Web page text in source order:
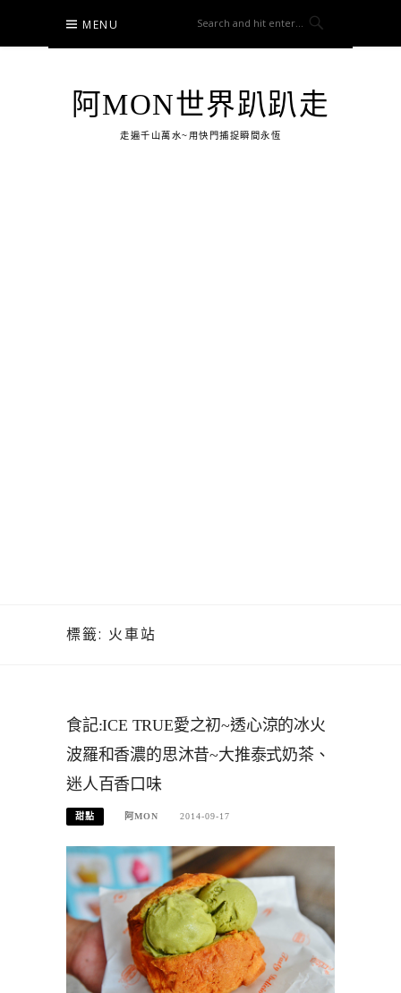
content
MENU
阿MON世界趴趴走
走遍千山萬水~用快門捕捉瞬間永恆
標籤: 火車站
食記:ICE TRUE愛之初~透心涼的冰火
波羅和香濃的思沐昔~大推泰式奶茶、
迷人百香口味
甜點 阿MON 2014-09-17